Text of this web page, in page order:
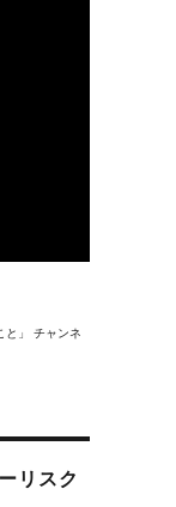
と」 チャンネ
リスク